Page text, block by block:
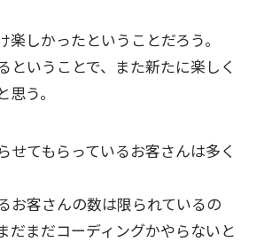
楽しかったということだろう。
ということで、また新たに楽しく
う。
せてもらっているお客さんは多く
お客さんの数は限られているの
だまだコーディングかやらないと